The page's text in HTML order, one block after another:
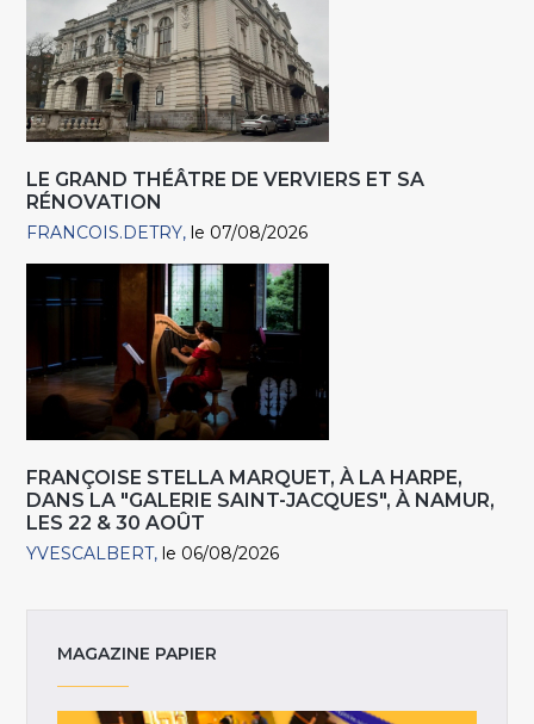
LE GRAND THÉÂTRE DE VERVIERS ET SA
RÉNOVATION
FRANCOIS.DETRY le 07/08/2026
FRANÇOISE STELLA MARQUET, À LA HARPE,
DANS LA "GALERIE SAINT-JACQUES", À NAMUR,
LES 22 & 30 AOÛT
YVESCALBERT le 06/08/2026
MAGAZINE PAPIER